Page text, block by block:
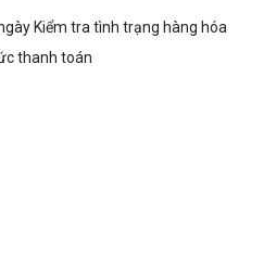
Kiểm tra tình trạng hàng hóa
thanh toán